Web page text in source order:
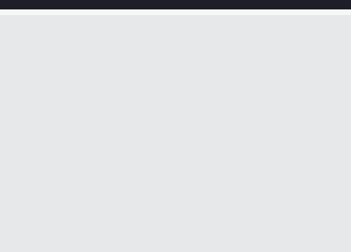
Votre panier est